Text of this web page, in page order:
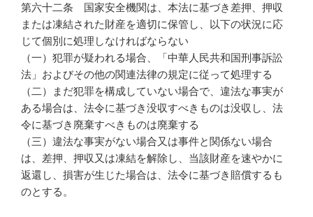
第六十二条 国家安全機関は、本法に基づき差押、押収
または凍結された財産を適切に保管し、以下の状況に応
じて個別に処理しなければならない
（一）犯罪が疑われる場合、「中華人民共和国刑事訴訟
法」およびその他の関連法律の規定に従って処理する
（二）まだ犯罪を構成していない場合で、違法な事実が
ある場合は、法令に基づき没収すべきものは没収し、法
令に基づき廃棄すべきものは廃棄する
（三）違法な事実がない場合又は事件と関係ない場合
は、差押、押収又は凍結を解除し、当該財産を速やかに
返還し、損害が生じた場合は、法令に基づき賠償するも
のとする。